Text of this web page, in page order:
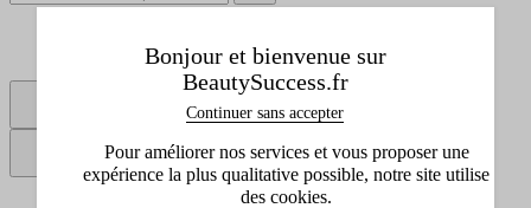
Points de vente
Bonjour et bienvenue sur
BeautySuccess.fr
Continuer sans accepter
Pour améliorer nos services et vous proposer une
expérience la plus qualitative possible, notre site utilise
des cookies.